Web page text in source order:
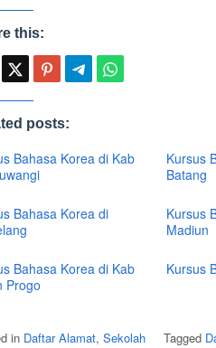
this:
posts:
Bahasa Korea di Kab
Kursus
Batang
Bahasa Korea di
Kursus
Madiun
Bahasa Korea di Kab
Progo
Kursus
in Daftar Alamat, Sekolah Tagged